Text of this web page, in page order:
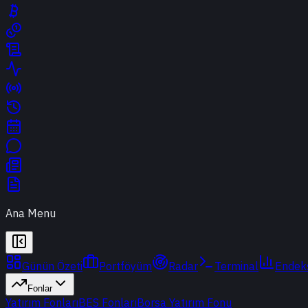
Ana Menu
Günün Özeti Portföyüm Radar Terminal
Fonlar
Yatırım FonlarıBES FonlarıBorsa Yatırım Fonu